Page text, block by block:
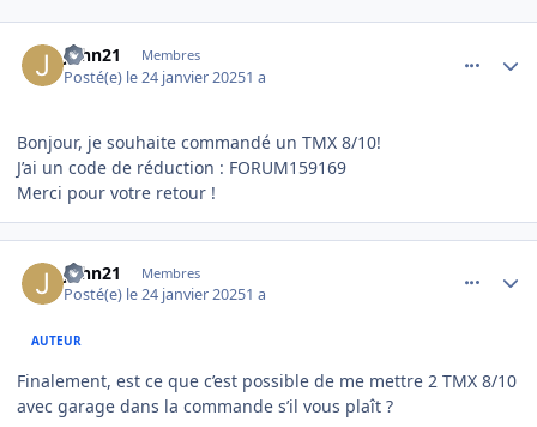
John21 Membres
Posté(e) le 24 janvier 20251 a
Bonjour, je souhaite commandé un TMX 8/10!
J’ai un code de réduction : FORUM159169
Merci pour votre retour !
John21 Membres
Posté(e) le 24 janvier 20251 a
AUTEUR
Finalement, est ce que c’est possible de me mettre 2 TMX 8/10
avec garage dans la commande s’il vous plaît ?